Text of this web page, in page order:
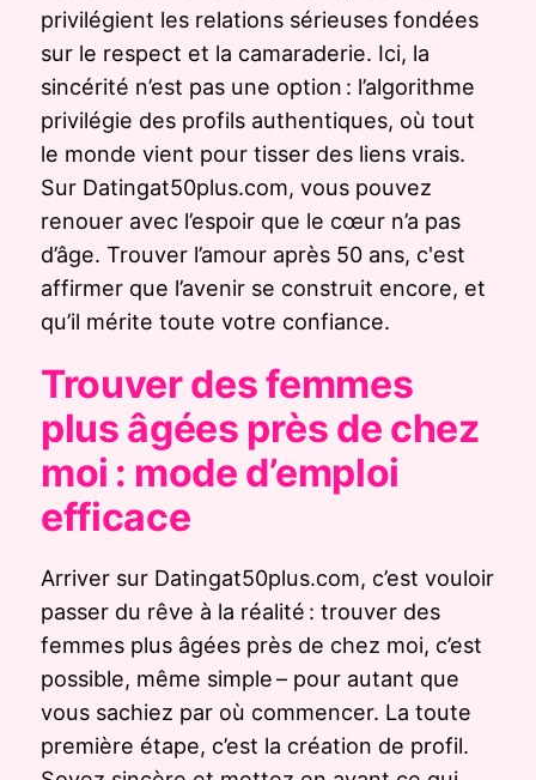
privilégient les relations sérieuses fondées
sur le respect et la camaraderie. Ici, la
sincérité n’est pas une option : l’algorithme
privilégie des profils authentiques, où tout
le monde vient pour tisser des liens vrais.
Sur Datingat50plus.com, vous pouvez
renouer avec l’espoir que le cœur n’a pas
d’âge. Trouver l’amour après 50 ans, c'est
affirmer que l’avenir se construit encore, et
qu’il mérite toute votre confiance.
Trouver des femmes
plus âgées près de chez
moi : mode d’emploi
efficace
Arriver sur Datingat50plus.com, c’est vouloir
passer du rêve à la réalité : trouver des
femmes plus âgées près de chez moi, c’est
possible, même simple – pour autant que
vous sachiez par où commencer. La toute
première étape, c’est la création de profil.